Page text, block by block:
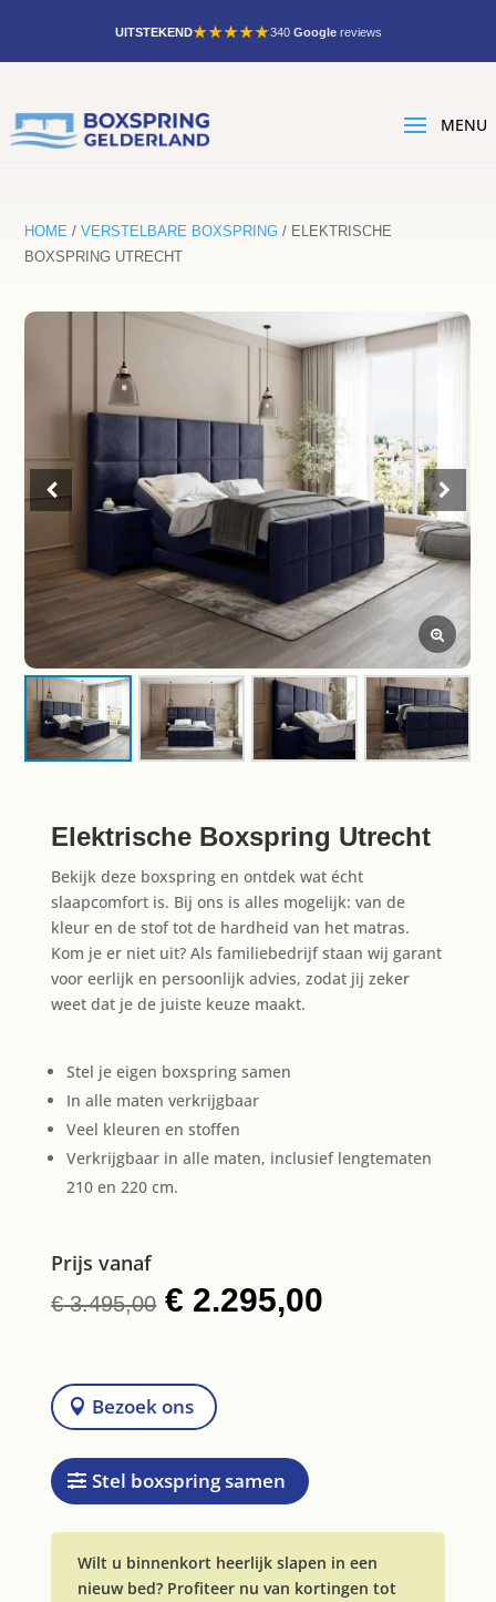
UITSTEKEND★★★★★340 Googlereviews
HOME /VERSTELBARE BOXSPRING / ELEKTRISCHE
BOXSPRING UTRECHT
Elektrische Boxspring Utrecht
Bekijk deze boxspring en ontdek wat écht
slaapcomfort is. Bij ons is alles mogelijk: van de
kleur en de stof tot de hardheid van het matras.
Kom je er niet uit? Als familiebedrijf staan wij garant
voor eerlijk en persoonlijk advies, zodat jij zeker
weet dat je de juiste keuze maakt.
Stel je eigen boxspring samen
In alle maten verkrijgbaar
Veel kleuren en stoffen
Verkrijgbaar in alle maten, inclusief lengtematen
210 en 220 cm.
Prijs vanaf
€3.495,00 Oorspronkelijke
€ 3.495,00.
€ 2.295,00
Bezoek ons
Stel boxspring samen
Wilt u binnenkort heerlijk slapen in een
nieuw bed? Profiteer nu van kortingen tot